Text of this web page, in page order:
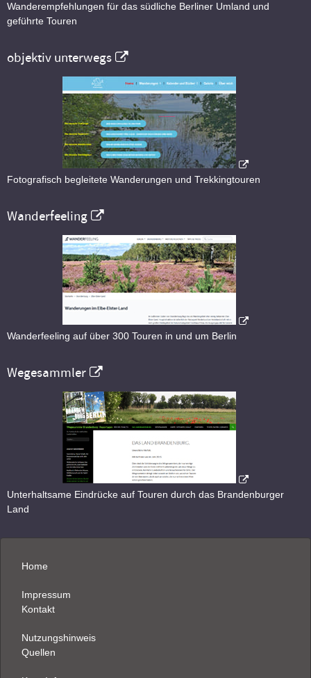
Wanderempfehlungen für das südliche Berliner Umland und
geführte Touren
objektiv unterwegs
Fotografisch begleitete Wanderungen und Trekkingtouren
Wanderfeeling
Wanderfeeling auf über 300 Touren in und um Berlin
Wegesammler
Unterhaltsame Eindrücke auf Touren durch das Brandenburger
Land
Home
Impressum
Kontakt
Nutzungshinweis
Quellen